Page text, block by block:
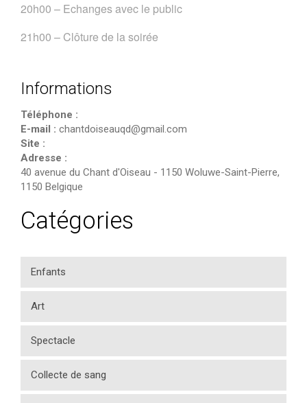
20h00 – Echanges avec le public
21h00 – Clôture de la soirée
Informations
Téléphone :
E-mail : chantdoiseauqd@gmail.com
Site :
Adresse :
40 avenue du Chant d'Oiseau - 1150 Woluwe-Saint-Pierre,
1150 Belgique
Catégories
Enfants
Art
Spectacle
Collecte de sang